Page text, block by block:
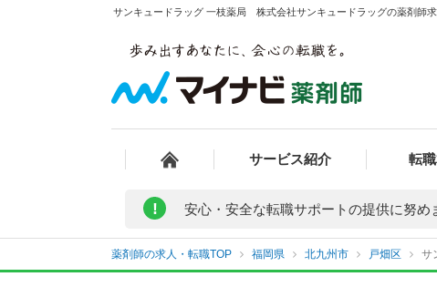
サンキュードラッグ 一枝薬局 株式会社サンキュードラッグの薬剤師
サービス紹介 転
! 安心・安全な転職サポートの提供に努め
薬剤師の求人・転職TOP 福岡県 北九州市 戸畑区 サ